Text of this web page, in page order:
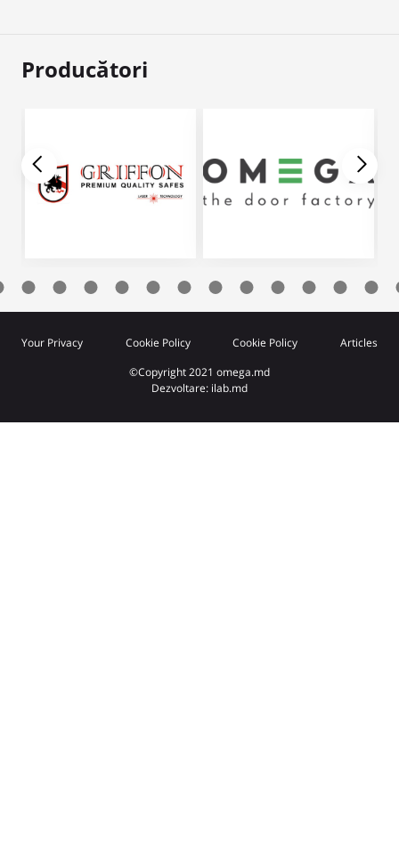
Producători
Your Privacy Cookie Policy Cookie Policy Articles
©Copyright 2021 omega.md
Dezvoltare: ilab.md